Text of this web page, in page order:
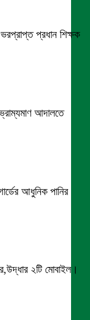
প্রধান শিক্ষক
আদালতে
আধুনিক পানির
২টি মোবাইল।